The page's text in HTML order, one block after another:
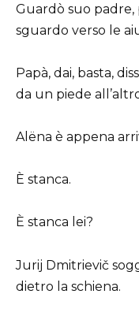
Guardò suo padre,
sguardo verso le
Papà, dai, basta,
da un piede
Alëna è appena
È stanca.
È stanca lei?
Jurij Dmitrievič
dietro la schiena.